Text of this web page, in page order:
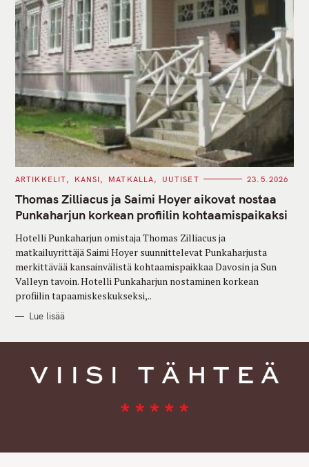
C
T
E
G
O
I
S
ARTIKKELIT KANSI MATKALLA UUTISET 23.5.2026
Thomas Zilliacus ja Saimi Hoyer aikovat nostaa
Punkaharjun korkean profiilin kohtaamispaikaksi
Hotelli Punkaharjun omistaja Thomas Zilliacus ja
matkailuyrittäjä Saimi Hoyer suunnittelevat Punkaharjusta
merkittävää kansainvälistä kohtaamispaikkaa Davosin ja Sun
Valleyn tavoin. Hotelli Punkaharjun nostaminen korkean
profiilin tapaamiskeskukseksi,..
Lue lisää